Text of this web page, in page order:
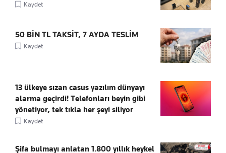
Kaydet
50 BİN TL TAKSİT, 7 AYDA TESLİM
Kaydet
13 ülkeye sızan casus yazılım dünyayı
alarma geçirdi! Telefonları beyin gibi
yönetiyor, tek tıkla her şeyi siliyor
Kaydet
Şifa bulmayı anlatan 1.800 yıllık heykel